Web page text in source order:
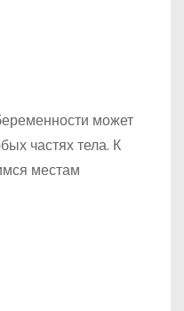
может
частях тела. К
местам